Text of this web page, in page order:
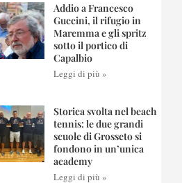
Addio a Francesco
Guccini, il rifugio in
Maremma e gli spritz
sotto il portico di
Capalbio
Leggi di più »
Storica svolta nel beach
tennis: le due grandi
scuole di Grosseto si
fondono in un’unica
academy
Leggi di più »